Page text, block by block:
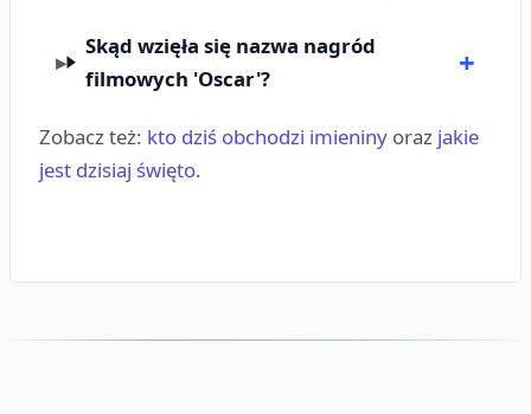
Skąd wzięła się nazwa nagród
filmowych 'Oscar'?
Zobacz też: kto dziś obchodzi imieniny oraz jakie
jest dzisiaj święto.